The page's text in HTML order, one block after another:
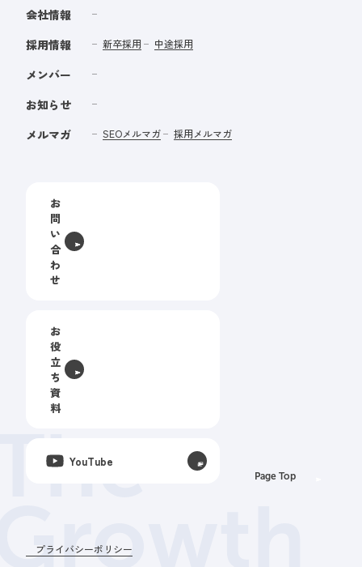
プライバシーポリシー
会社情報
採用情報
新卒採用 中途採用
メンバー
お知らせ
メルマガ
SEOメルマガ 採用メルマガ
お
問
い
合
わ
せ
お
役
立
ち
資
料
YouTube
Page Top